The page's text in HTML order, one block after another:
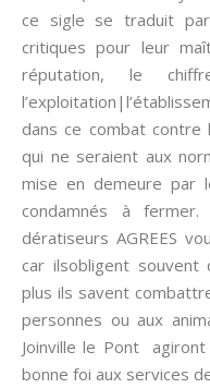
ce sigle se traduit
critiques pour leur
réputation, le
dans ce combat contre
qui ne seraient aux
mise en demeure par
condamnés à
dératiseurs AGREES
car ilsobligent
plus ils savent
personnes ou aux
Joinville le Pont
bonne foi aux services